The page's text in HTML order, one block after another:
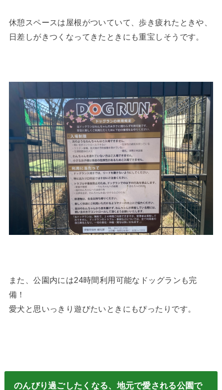
休憩スペースは屋根がついていて、歩き疲れたときや、
日差しがきつくなってきたときにも重宝しそうです。
また、公園内には24時間利用可能なドッグランも完
備！
愛犬と思いっきり遊びたいときにもぴったりです。
のんびり過ごしたくなる、地元で愛される公園で